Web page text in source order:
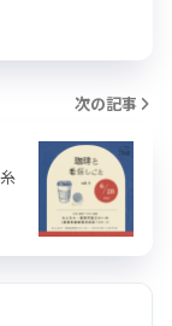
次の記事